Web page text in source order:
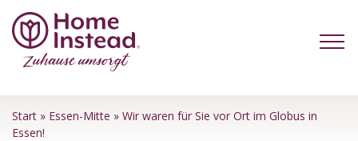
Start » Essen-Mitte » Wir waren für Sie vor Ort im Globus in
Essen!